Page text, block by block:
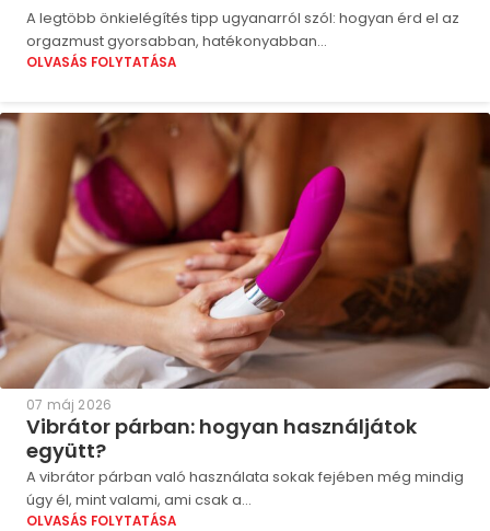
A legtöbb önkielégítés tipp ugyanarról szól: hogyan érd el az
orgazmust gyorsabban, hatékonyabban...
OLVASÁS FOLYTATÁSA
07 máj 2026
Vibrátor párban: hogyan használjátok
együtt?
A vibrátor párban való használata sokak fejében még mindig
úgy él, mint valami, ami csak a...
OLVASÁS FOLYTATÁSA